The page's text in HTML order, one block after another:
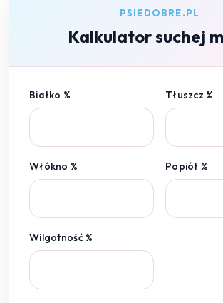
PSIEDOBRE.PL
Kalkulator suchej
Białko % Tłuszcz %
Włókno % Popiół %
Wilgotność %